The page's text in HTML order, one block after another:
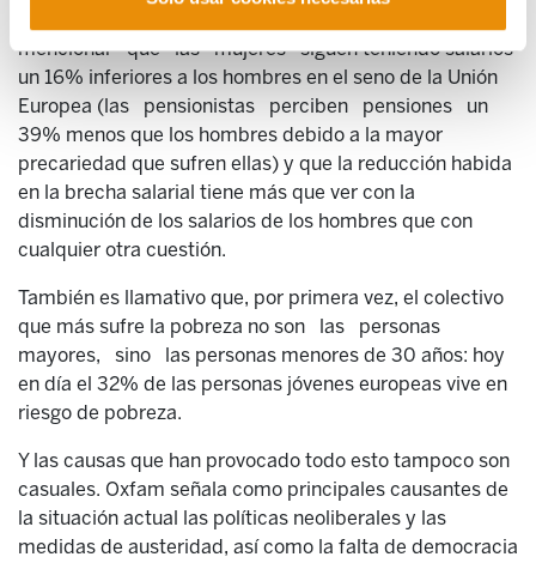
mencionar que las mujeres siguen teniendo salarios
un 16% inferiores a los hombres en el seno de la Unión
Europea (las pensionistas perciben pensiones un
39% menos que los hombres debido a la mayor
precariedad que sufren ellas) y que la reducción habida
en la brecha salarial tiene más que ver con la
disminución de los salarios de los hombres que con
cualquier otra cuestión.
También es llamativo que, por primera vez, el colectivo
que más sufre la pobreza no son las personas
mayores, sino las personas menores de 30 años: hoy
en día el 32% de las personas jóvenes europeas vive en
riesgo de pobreza.
Y las causas que han provocado todo esto tampoco son
casuales. Oxfam señala como principales causantes de
la situación actual las políticas neoliberales y las
medidas de austeridad, así como la falta de democracia